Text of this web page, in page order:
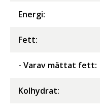
Energi:
Fett:
- Varav mättat fett:
Kolhydrat: